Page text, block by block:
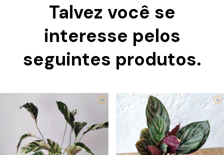
Talvez você se
interesse pelos
seguintes produtos.